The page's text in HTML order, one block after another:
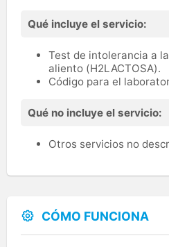
Qué incluye el servicio:
Test de intolerancia a
aliento (H2LACTOSA).
Código para el
Qué no incluye el servicio:
Otros servicios no
CÓMO FUNCIONA